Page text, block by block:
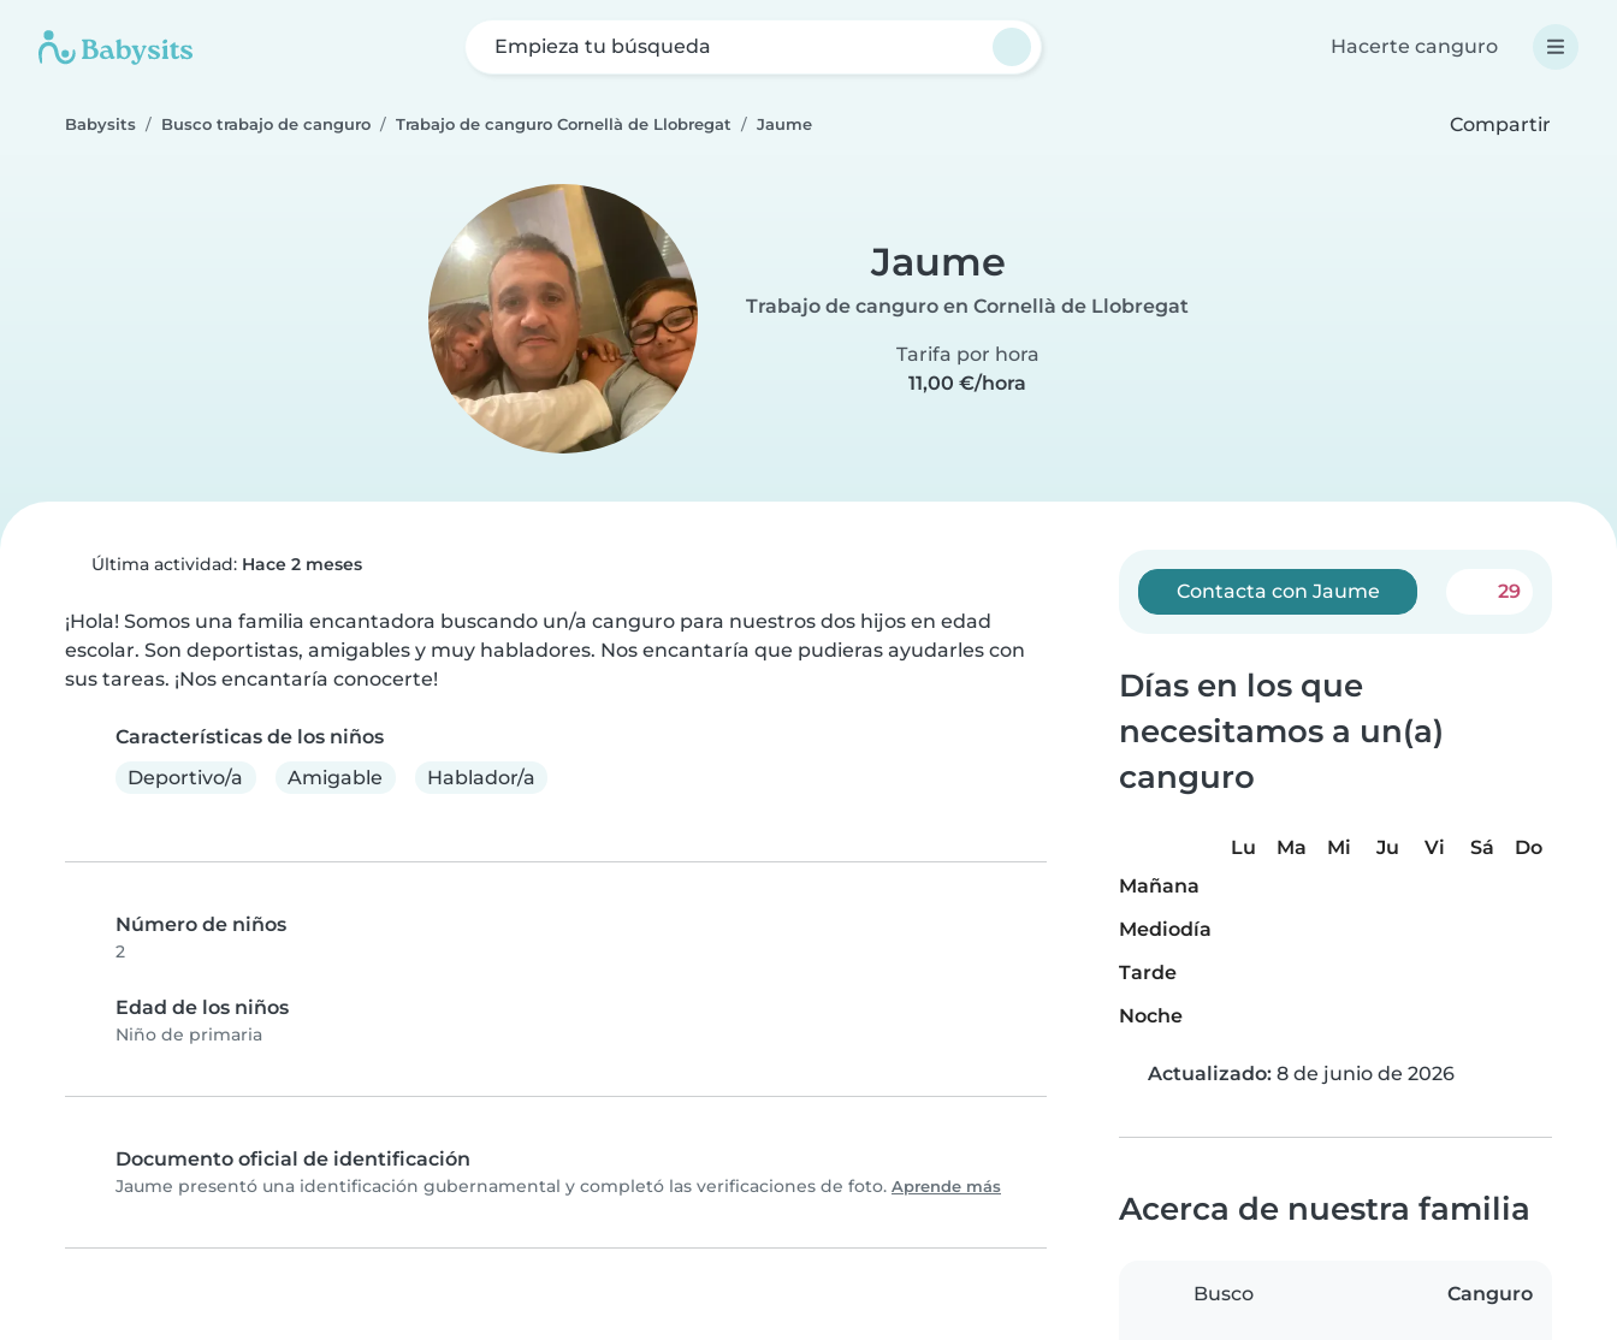
Empieza tu búsqueda Hacerte canguro
Babysits Busco trabajo de canguro Trabajo de canguro Cornellà de Llobregat Jaume Compartir
Jaume
Trabajo de canguro en Cornellà de Llobregat
Tarifa por hora
11,00 €/hora
Última actividad: Hace 2 meses
¡Hola! Somos una familia encantadora buscando un/a canguro para nuestros dos hijos en edad
escolar. Son deportistas, amigables y muy habladores. Nos encantaría que pudieras ayudarles con
sus tareas. ¡Nos encantaría conocerte!
Características de los niños
Deportivo/a
Amigable Hablador/a
Número de niños
2
Edad de los niños
Niño de primaria
Documento oficial de identificación
Jaume presentó una identificación gubernamental y completó las verificaciones de foto. Aprende más
Contacta con Jaume 29
Días en los que
necesitamos a un(a)
canguro
Lu Ma Mi Ju Vi Sá
Do
Mañana
Mediodía
Tarde
Noche
Actualizado: 8 de junio de 2026
Acerca de nuestra familia
Busco Canguro